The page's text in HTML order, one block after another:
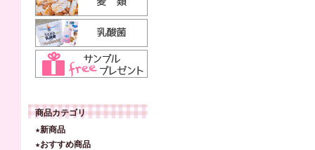
商品カテゴリ
★新商品
★おすすめ商品